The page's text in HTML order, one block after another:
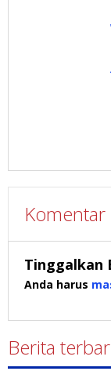
Komentar
Tinggalkan
Anda harus
Berita